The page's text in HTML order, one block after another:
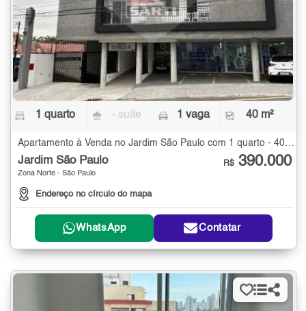
1 quarto - suíte 1 vaga 40 m²
Apartamento à Venda no Jardim São Paulo com 1 quarto - 40 m²
Jardim São Paulo
Zona Norte - São Paulo
Endereço no círculo do mapa
R$ 390.000
WhatsApp Contatar